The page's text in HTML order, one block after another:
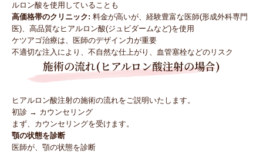
ルロン酸を使用していることも
高価格帯のクリニック: 料金が高いが、経験豊富な医師(形成外科専門
医)、高品質なヒアルロン酸(ジュビダームなど)を使用
ケツアゴ治療は、医師のデザイン力が重要
不適切な注入により、不自然な仕上がり、血管塞栓などのリスク
施術の流れ(ヒアルロン酸注射の場合)
ヒアルロン酸注射の施術の流れをご説明いたします。
初診 → カウンセリング
まず、カウンセリングを受けます。
顎の状態を診断
医師が、顎の状態を診断